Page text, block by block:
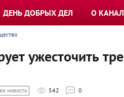
ДЕНЬ ДОБРЫХ ДЕЛ О
ужесточить
новость 542 0